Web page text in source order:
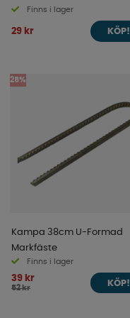
Finns i lager
29 kr KÖP!
25%
Kampa 38cm U-Formad
Markfäste
Finns i lager
39 kr
52 kr
KÖP!